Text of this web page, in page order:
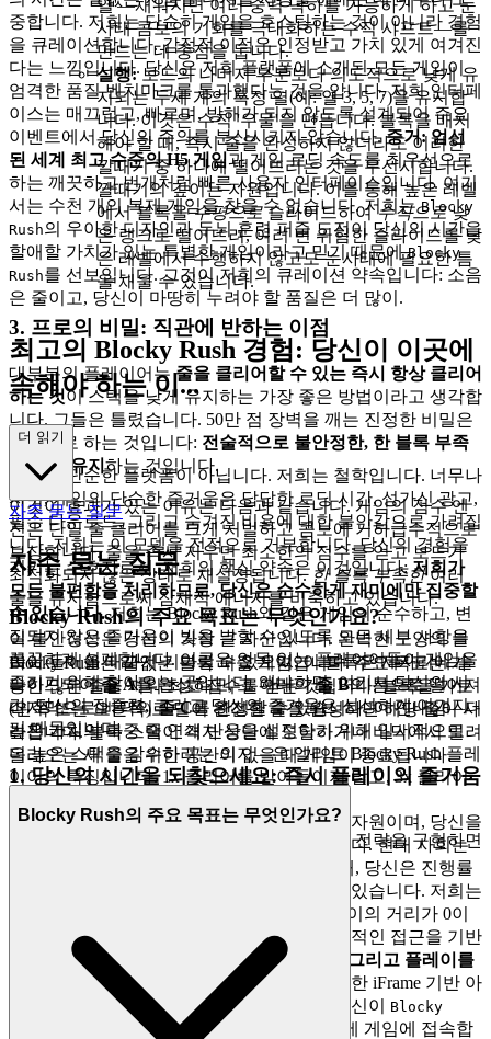
열'—채워지면 여러 중력 낙하를 가능하게 하고 눈
사태 콤보의 기회를 극대화하는 수직 샤프트—를
만드는 데 중점을 둡니다.
실행:보드의 나머지 부분보다 의도적으로 낮게 유
지되는 두세 개의 특정 열(예: 열 3, 5, 7)을 유지합
니다. 이것은 수직 '우물'을 만듭니다. 블록을 배치
해야 할 때, 즉시 줄을 완성하지 않더라도 이러한
깔때기 중 하나에 떨어뜨리는 것을 우선시합니다.
깔때기의 깊이는 자원입니다. 이를 통해 높은 레벨
에서 블록을수평으로슬라이드하여수직으로낮
은 랭크로 떨어뜨려, 여러 번 위험한 슬라이드를 낮
은 레벨에서 수행하지 않고도 눈사태에 필요한 틈
을 채울 수 있습니다.
3. 프로의 비밀: 직관에 반하는 이점
대부분의 플레이어는줄을 클리어할 수 있는 즉시 항상 클리어
하는 것이 스택을 낮게 유지하는 가장 좋은 방법이라고 생각합
니다. 그들은 틀렸습니다. 50만 점 장벽을 깨는 진정한 비밀은
정반대로 하는 것입니다: 전술적으로 불안정한, 한 블록 부족
한 줄을 유지하는 것입니다.
이것이 효과가 있는 이유는 다음과 같습니다. 게임의 점수 엔
진은 단일 줄 클리어를 크게 처벌하고 콤보에 기하급수적으로
보상합니다. 줄을 즉시 지우면 최소한의 점수를 얻고 보드가
최적화되지 않은 상태로 재설정됩니다. 한 블록 부족한여러
줄을 유지함으로써 잠재적 에너지를 비축하고 있습니다.
이 불안정성은 당신의 가장 큰 자산입니다. 완벽한 모양의 블
록이 들어올 때까지 기다릴 수 있으며, 이 블록은 제자리에 슬
라이드되어줄 A를 완성하고, 그 아래의줄 B의 틈으로 떨어져
마지막으로 바닥의줄 C를 완성할 수 있습니다. 이 인내심—더
높은 가치의 다중 줄 연쇄 반응을 설정하기 위해 일시적으로
더 높은 스택을 감수하려는 의지—은 엘리트 Blocky Rush 플레
이어의 특징입니다. 1x 클리어를 받아들이지 말고, 3x 클리어
생존을 멈추세요. 계산을 시작하세요. 이러한 전략을 구현하면
중합니다. 저희는 단순히 게임을 호스팅하는 것이 아니라 경험
을 큐레이션합니다. 감정적 이점은 인정받고 가치 있게 여겨진
다는 느낌입니다. 당신은 저희 플랫폼에 소개된 모든 게임이
엄격한 품질 벤치마크를 통과했다는 것을 압니다. 저희 인터페
이스는 매끄럽고, 빠르며, 방해가 되지 않도록 설계되어 주요
이벤트에서 당신의 주의를 분산시키지 않습니다.증거: 엄선
된 세계 최고 수준의 H5 게임과 게임 로딩 속도를 최우선으로
하는 깨끗하고 번개처럼 빠른 사용자 인터페이스입니다. 여기
서는 수천 개의 복제 게임을 찾을 수 없습니다. 저희는Blocky
Rush의 우아한 디자인과 두뇌 훈련 퍼즐 도전이 당신의 시간을
할애할 가치가 있는 특별한 게임이라고 믿기 때문에Blocky
Rush를 선보입니다. 그것이 저희의 큐레이션 약속입니다: 소음
은 줄이고, 당신이 마땅히 누려야 할 품질은 더 많이.
최고의 Blocky Rush 경험: 당신이 이곳에
속해야 하는 이...
유
저희는 단순한 플랫폼이 아닙니다. 저희는 철학입니다. 너무나
자주, 게임의 단순한 즐거움은 답답한 로딩 시간, 성가신 광고,
필수 다운로드, 그리고 숨겨진 비용에 대한 불안감으로 가려집
니다. 저희는 이 모델을 전적으로 거부합니다. 당신의 경험을
지키는 수호자로서, 저희의 핵심 약속은 이것입니다:저희가
모든 불편함을 처리하므로, 당신은 순수하게 재미에만 집중할
수 있습니다.저희는 Blocky Rush와 같은 게임의 순수하고, 변
질되지 않은 즐거움이 빛을 발할 수 있도록 모든 세부 사항을
꼼꼼하게 설계합니다. 이곳은 안목 있는 플레이어들이 게임을
즐기기 위해 찾아오는 곳입니다. 왜냐하면, 여기서 당신의 시
간, 당신의 집중력, 그리고 당신의 즐거움은 신성하게 여겨지
기 때문입니다.
1. 당신의 시간을 되찾으세요: 즉시 플레이의 즐거움
당신의 자유 시간은 귀중하고 재생 불가능한 자원이며, 당신을
기다리게 하는 것보다 더 무례한 것은 없습니다. 현대 사회는
바쁘고, 마침내 휴식을 취할 시간을 찾았을 때, 당신은 진행률
표시줄이 아닌 즉각적인 만족을 누릴 자격이 있습니다. 저희는
플레이하고 싶은 마음과 플레이하는 행위 사이의 거리가 0이
되어야 한다고 믿습니다. 저희 플랫폼은 즉각적인 접근을 기반
으로 구축되었습니다.
다운로드, 설치, 그리고 플레이를
시작하기 위한 계정 생성조차 필요 없는
원활한 iFrame 기반 아
키텍처입니다. 이것이 저희의 약속입니다: 당신이
Blocky
를 플레이하고 싶을 때, 당신은 몇 초 안에 게임에 접속합
더 읽기
자주 묻는 질문
자주 묻는 질문
Blocky Rush의 주요 목표는 무엇인가요?
Blocky Rush는 끝없는 블록 퍼즐 게임입니다. 주요 목표는 가
능한 많은 줄을 지워 최고 점수를 얻는 것입니다. 블록을 가로
(왼쪽 또는 오른쪽)로 밀어 완전한 줄을 완성하면 해당 줄이 사
라집니다. 블록 스택이 격자 상단에 도달하거나 바닥에서 밀려
올라오는 새 줄을 위한 공간이 없을 때 게임이 종료됩니다.
Blocky Rush의 주요 목표는 무엇인가요?